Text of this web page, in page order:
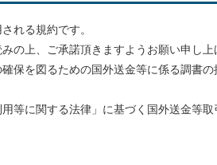
れる規約です。
の上、ご承諾頂きますようお願い申し上
保を図るための国外送金等に係る調書
等に関する法律」に基づく国外送金等